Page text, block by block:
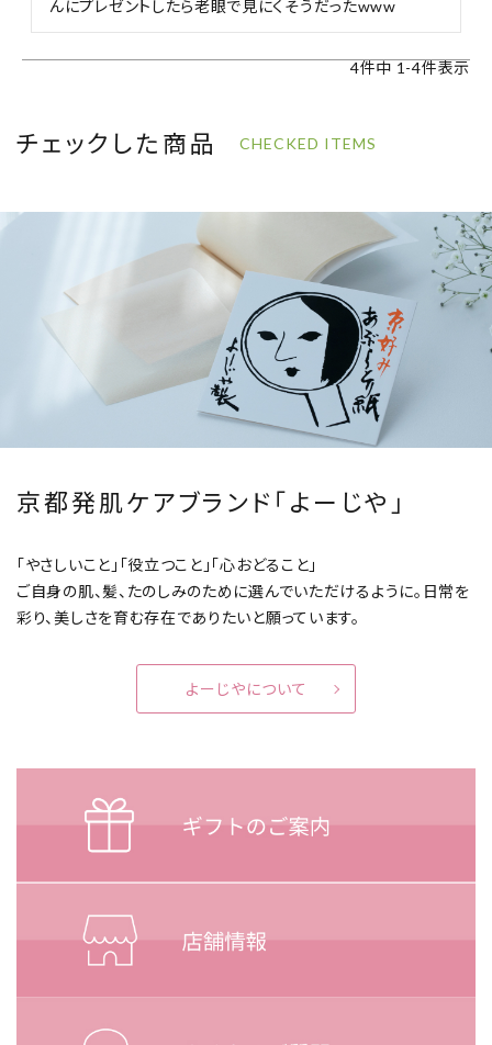
んにプレゼントしたら老眼で見にくそうだったwww
4件中 1 -4件表示
チェックした商品 CHECKED ITEMS
京都発肌ケアブランド「よーじや」
「やさしいこと」「役立つこと」「心おどること」
ご自身の肌、髪、たのしみのために選んでいただけるように。 日常を
彩り、美しさを育む存在でありたいと願っています。
よーじやについて